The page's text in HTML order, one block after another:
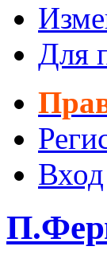
Для
Вход